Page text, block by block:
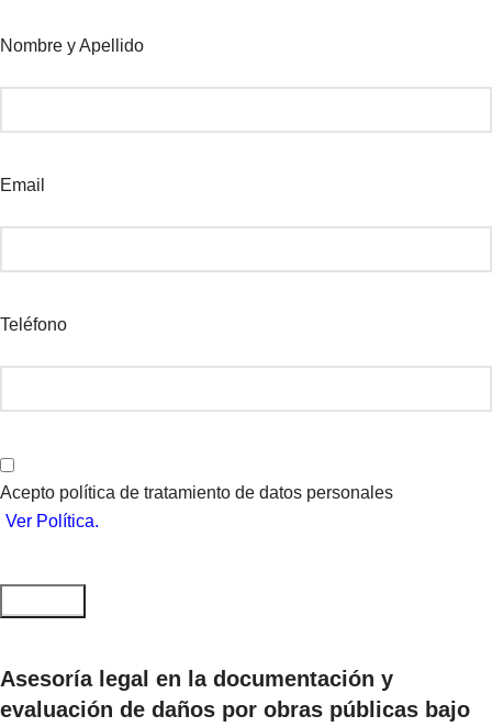
Nombre y Apellido
Email
Teléfono
Acepto política de tratamiento de datos personales
Ver Política.
Asesoría legal en la documentación y
evaluación de daños por obras públicas bajo